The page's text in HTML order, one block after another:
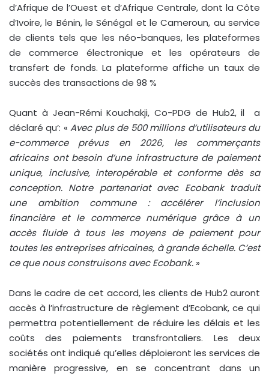
d’Afrique de l’Ouest et d’Afrique Centrale, dont la Côte
d’Ivoire, le Bénin, le Sénégal et le Cameroun, au service
de clients tels que les néo-banques, les plateformes
de commerce électronique et les opérateurs de
transfert de fonds. La plateforme affiche un taux de
succès des transactions de 98 %
Quant à Jean-Rémi Kouchakji, Co-PDG de Hub2, il a
déclaré qu’: «Avec plus de 500 millions d’utilisateurs du
e-commerce prévus en 2026, les commerçants
africains ont besoin d’une infrastructure de paiement
unique, inclusive, interopérable et conforme dès sa
conception. Notre partenariat avec Ecobank traduit
une ambition commune : accélérer l’inclusion
financière et le commerce numérique grâce à un
accès fluide à tous les moyens de paiement pour
toutes les entreprises africaines, à grande échelle. C’est
ce que nous construisons avec Ecobank. »
Dans le cadre de cet accord, les clients de Hub2 auront
accès à l’infrastructure de règlement d’Ecobank, ce qui
permettra potentiellement de réduire les délais et les
coûts des paiements transfrontaliers. Les deux
sociétés ont indiqué qu’elles déploieront les services de
manière progressive, en se concentrant dans un